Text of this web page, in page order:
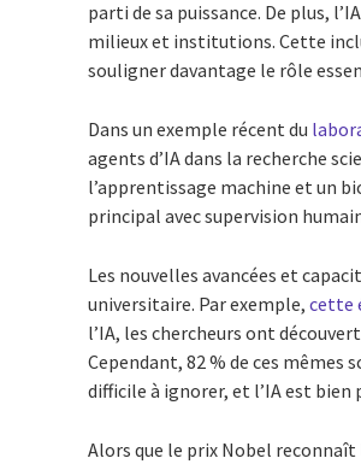
parti de sa puissance. De plus,
milieux et institutions. Cette
souligner davantage le rôle
Dans un exemple récent du
agents d’IA dans la recherche
l’apprentissage machine et un
principal avec supervision
Les nouvelles avancées et
universitaire. Par exemple,cette
l’IA, les chercheurs ont
Cependant, 82 % de ces mêmes
difficile à ignorer, et l’IA est bien
Alors que le prix Nobel